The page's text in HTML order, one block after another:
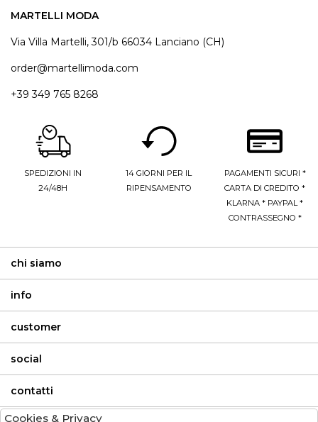
MARTELLI MODA
Via Villa Martelli, 301/b 66034 Lanciano (CH)
order@martellimoda.com
+39 349 765 8268
SPEDIZIONI IN
24/48H
14 GIORNI PER IL
RIPENSAMENTO
PAGAMENTI SICURI *
CARTA DI CREDITO *
KLARNA * PAYPAL *
CONTRASSEGNO *
chi siamo
info
customer
social
contatti
Cookies & Privacy